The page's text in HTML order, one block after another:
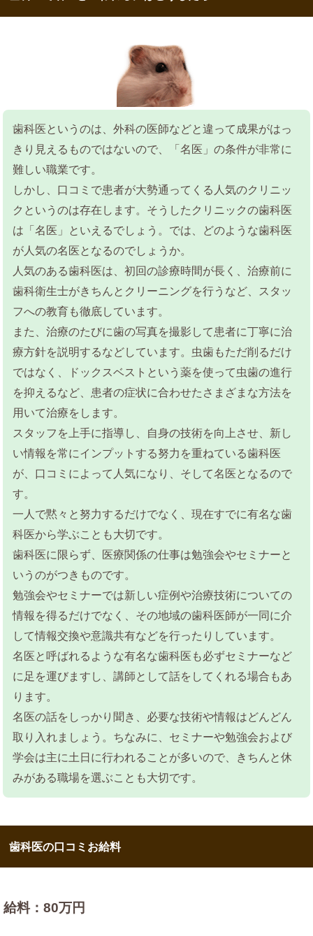
歯科医というのは、外科の医師などと違って成果がはっ
きり見えるものではないので、「名医」の条件が非常に
難しい職業です。
しかし、口コミで患者が大勢通ってくる人気のクリニッ
クというのは存在します。そうしたクリニックの歯科医
は「名医」といえるでしょう。では、どのような歯科医
が人気の名医となるのでしょうか。
人気のある歯科医は、初回の診療時間が長く、治療前に
歯科衛生士がきちんとクリーニングを行うなど、スタッ
フへの教育も徹底しています。
また、治療のたびに歯の写真を撮影して患者に丁寧に治
療方針を説明するなどしています。虫歯もただ削るだけ
ではなく、ドックスベストという薬を使って虫歯の進行
を抑えるなど、患者の症状に合わせたさまざまな方法を
用いて治療をします。
スタッフを上手に指導し、自身の技術を向上させ、新し
い情報を常にインプットする努力を重ねている歯科医
が、口コミによって人気になり、そして名医となるので
す。
一人で黙々と努力するだけでなく、現在すでに有名な歯
科医から学ぶことも大切です。
歯科医に限らず、医療関係の仕事は勉強会やセミナーと
いうのがつきものです。
勉強会やセミナーでは新しい症例や治療技術についての
情報を得るだけでなく、その地域の歯科医師が一同に介
して情報交換や意識共有などを行ったりしています。
名医と呼ばれるような有名な歯科医も必ずセミナーなど
に足を運びますし、講師として話をしてくれる場合もあ
ります。
名医の話をしっかり聞き、必要な技術や情報はどんどん
取り入れましょう。ちなみに、セミナーや勉強会および
学会は主に土日に行われることが多いので、きちんと休
みがある職場を選ぶことも大切です。
歯科医の口コミお給料
給料：80万円